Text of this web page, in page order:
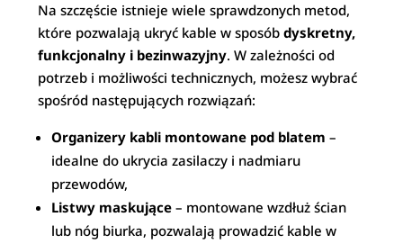
Na szczęście istnieje wiele sprawdzonych metod,
które pozwalają ukryć kable w sposóbdyskretny,
funkcjonalny i bezinwazyjny. W zależności od
potrzeb i możliwości technicznych, możesz wybrać
spośród następujących rozwiązań:
Organizery kabli montowane pod blatem –
idealne do ukrycia zasilaczy i nadmiaru
przewodów,
Listwy maskujące – montowane wzdłuż ścian
lub nóg biurka, pozwalają prowadzić kable w